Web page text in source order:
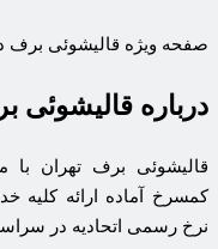
صفحه ویژه قالیشوئی برف
درباره قالیشوئی
قالیشوئی برف تهران
کمسرخ آماده ارائه کلیه
نرخ رسمی اتحادیه در